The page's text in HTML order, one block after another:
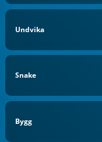
Undvika
Snake
Bygg